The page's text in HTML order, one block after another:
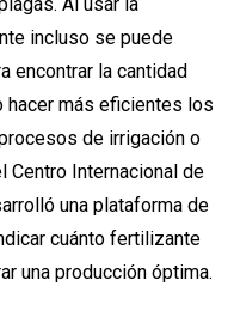
incluso se puede
encontrar la cantidad
hacer más eficientes los
de irrigación o
Centro Internacional de
una plataforma de
cuánto fertilizante
una producción óptima.